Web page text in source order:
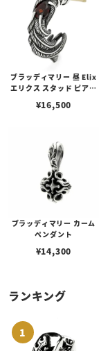
ブラッディマリー 昼 Elix
エリクス スタッド ピアス
¥16,500
ブラッディマリー カーム
ペンダント
¥14,300
ランキング